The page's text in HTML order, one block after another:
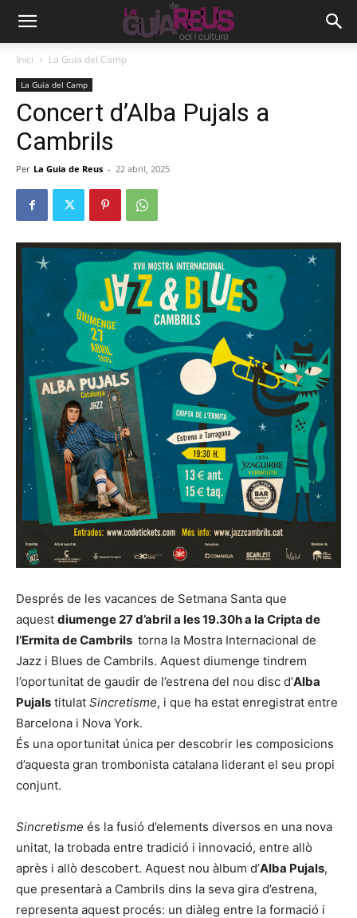
Inici La Guia del Camp
La Guia del Camp
Concert d’Alba Pujals a
Cambrils
Per La Guia de Reus - 22 abril, 2025
Després de les vacances de Setmana Santa que
aquest diumenge 27 d’abril a les 19.30h a la Cripta de
l’Ermita de Cambrils torna la Mostra Internacional de
Jazz i Blues de Cambrils. Aquest diumenge tindrem
l’oportunitat de gaudir de l’estrena del nou disc d’Alba
Pujals titulat Sincretisme, i que ha estat enregistrat entre
Barcelona i Nova York.
És una oportunitat única per descobrir les composicions
d’aquesta gran trombonista catalana liderant el seu propi
conjunt.
Sincretisme és la fusió d’elements diversos en una nova
unitat, la trobada entre tradició i innovació, entre allò
après i allò descobert. Aquest nou àlbum d’Alba Pujals,
que presentarà a Cambrils dins la seva gira d’estrena,
representa aquest procés: un diàleg entre la formació i